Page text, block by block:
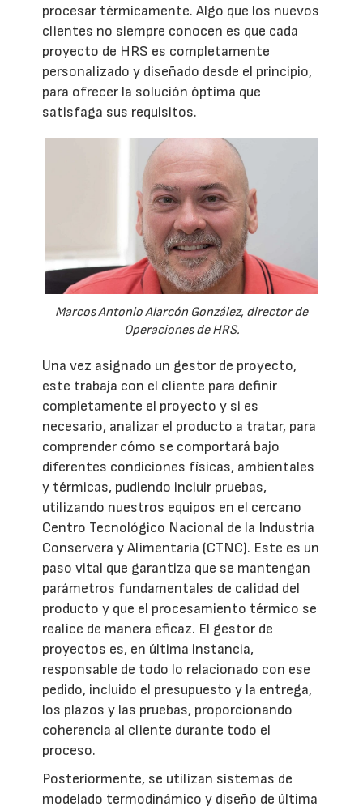
procesar térmicamente. Algo que los nuevos
clientes no siempre conocen es que cada
proyecto de HRS es completamente
personalizado y diseñado desde el principio,
para ofrecer la solución óptima que
satisfaga sus requisitos.
Marcos Antonio Alarcón González, director de
Operaciones de HRS.
Una vez asignado un gestor de proyecto,
este trabaja con el cliente para definir
completamente el proyecto y si es
necesario, analizar el producto a tratar, para
comprender cómo se comportará bajo
diferentes condiciones físicas, ambientales
y térmicas, pudiendo incluir pruebas,
utilizando nuestros equipos en el cercano
Centro Tecnológico Nacional de la Industria
Conservera y Alimentaria (CTNC). Este es un
paso vital que garantiza que se mantengan
parámetros fundamentales de calidad del
producto y que el procesamiento térmico se
realice de manera eficaz. El gestor de
proyectos es, en última instancia,
responsable de todo lo relacionado con ese
pedido, incluido el presupuesto y la entrega,
los plazos y las pruebas, proporcionando
coherencia al cliente durante todo el
proceso.
Posteriormente, se utilizan sistemas de
modelado termodinámico y diseño de última